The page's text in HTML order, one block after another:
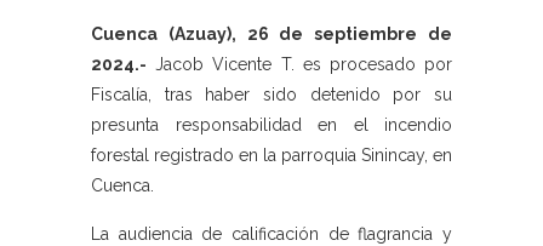
Cuenca (Azuay), 26 de septiembre de
2024.- Jacob Vicente T. es procesado por
Fiscalía, tras haber sido detenido por su
presunta responsabilidad en el incendio
forestal registrado en la parroquia Sinincay, en
Cuenca.
La audiencia de calificación de flagrancia y